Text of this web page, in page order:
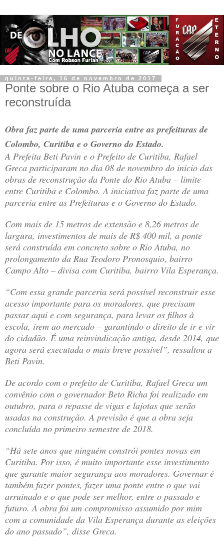
quinta-feira, 16 de novembro de 2017
Ponte sobre o Rio Atuba começa a ser
reconstruída
Obra faz parte de uma parceria entre as prefeituras de
Colombo, Curitiba e o Governo do Estado.
A Prefeita Beti Pavin e o Prefeito de Curitiba, Rafael
Greca participaram no dia 08 de novembro do inicio das
obras de reconstrução da Ponte do Rio Atuba – limite
entre Curitiba e Colombo. A iniciativa faz parte de uma
parceria entre as Prefeituras e o Governo do Estado.
Com mais de 15 metros de extensão e 8,26 metros de
largura, investimentos de mais de R$ 400 mil, a ponte
será construída em concreto sobre o Rio Atuba, no
prolongamento da Rua Teodoro Pronosquio, bairro
Campo Alto – divisa com Curitiba, bairro Vila Esperança.
“Com essa grande parceria será possível reconstruir esse
acesso importante para os moradores, que precisam
passar aqui e com segurança, para levar os filhos à
escola, irem ao mercado – garantindo o direito de ir e vir
do cidadão. É uma reinvindicação antiga, desde 2014, que
agora será executada o mais breve possível”, ressaltou a
Beti Pavin.
De acordo com o prefeito de Curitiba, Rafael Greca um
convênio com o governador Beto Richa foi realizado em
outubro, para o repasse de vigas e lajotas que serão
usadas na construção. A previsão é que a obra seja
concluída no primeiro semestre de 2018.
“Há sete anos que ninguém constrói pontes novas em
Curitiba. Por isso, é muito importante esse investimento
que garante maior segurança aos moradores. Governar é
também fazer pontes, fazer uma ponte entre o que vai
arruinado e o que pode ser melhor, entre o passado e
futuro. A obra foi um compromisso assumido por mim
com a comunidade da Vila Esperança durante as eleições
do ano passado”, disse Greca.